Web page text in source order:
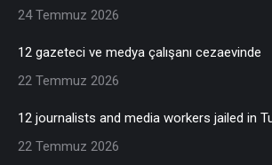
24 Temmuz 2026
12 gazeteci ve medya çalışanı cezaevinde
22 Temmuz 2026
12 journalists and media workers jailed in
22 Temmuz 2026